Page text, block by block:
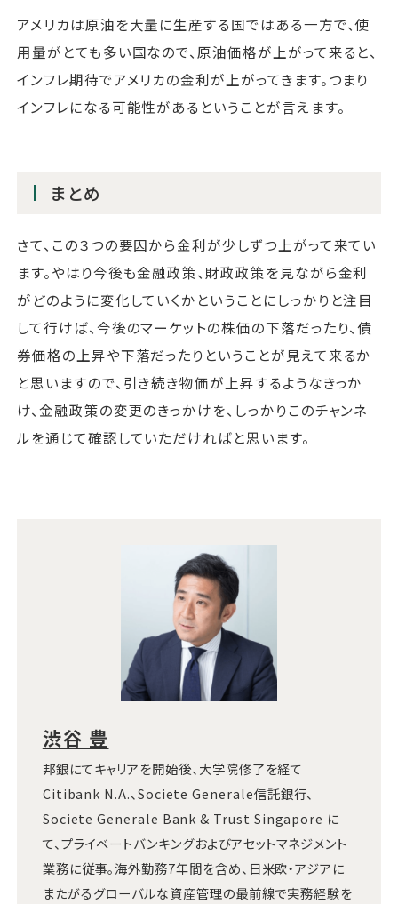
アメリカは原油を大量に生産する国ではある一方で、使
用量がとても多い国なので、原油価格が上がって来ると、
インフレ期待でアメリカの金利が上がってきます。つまり
インフレになる可能性があるということが言えます。
まとめ
さて、この３つの要因から金利が少しずつ上がって来てい
ます。やはり今後も金融政策、財政政策を見ながら金利
がどのように変化していくかということにしっかりと注目
して行けば、今後のマーケットの株価の下落だったり、債
券価格の上昇や下落だったりということが見えて来るか
と思いますので、引き続き物価が上昇するようなきっか
け、金融政策の変更のきっかけを、しっかりこのチャンネ
ルを通じて確認していただければと思います。
渋谷 豊
邦銀にてキャリアを開始後、大学院修了を経て
Citibank N.A.、Societe Generale信託銀行、
Societe Generale Bank & Trust Singapore に
て、プライベートバンキングおよびアセットマネジメント
業務に従事。海外勤務7年間を含め、日米欧・アジアに
またがるグローバルな資産管理の最前線で実務経験を